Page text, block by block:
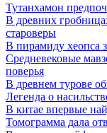
Тутанхамон
В древних
староверы
В пирамиду хеопса
Средневековые
поверья
В древнем турове
Легенда о
В китае впервые
Томограмма дала